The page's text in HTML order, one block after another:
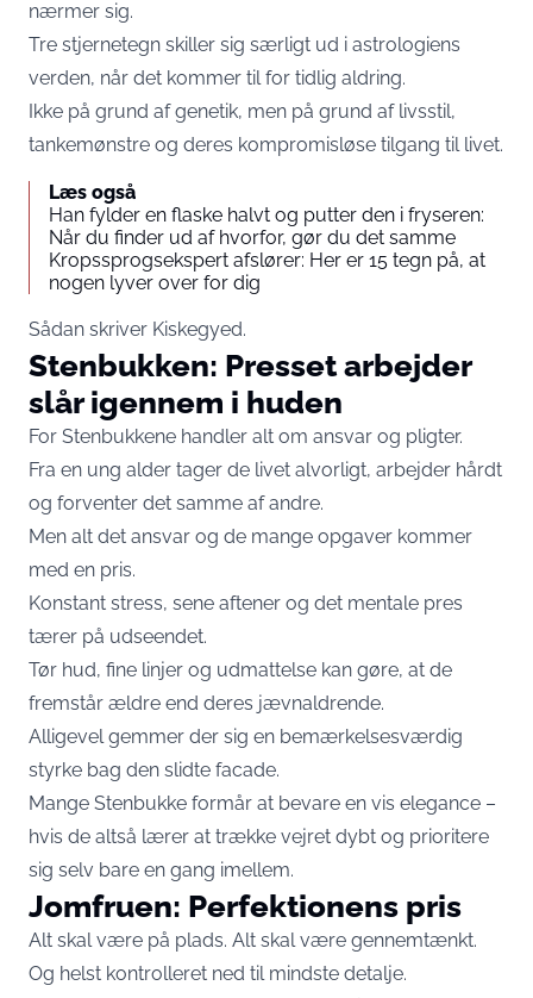
nærmer sig.
Tre stjernetegn skiller sig særligt ud i astrologiens
verden, når det kommer til for tidlig aldring.
Ikke på grund af genetik, men på grund af livsstil,
tankemønstre og deres kompromisløse tilgang til livet.
Læs også
Han fylder en flaske halvt og putter den i fryseren:
Når du finder ud af hvorfor, gør du det samme
Kropssprogsekspert afslører: Her er 15 tegn på, at
nogen lyver over for dig
Sådan skriver Kiskegyed.
Stenbukken: Presset arbejder
slår igennem i huden
For Stenbukkene handler alt om ansvar og pligter.
Fra en ung alder tager de livet alvorligt, arbejder hårdt
og forventer det samme af andre.
Men alt det ansvar og de mange opgaver kommer
med en pris.
Konstant stress, sene aftener og det mentale pres
tærer på udseendet.
Tør hud, fine linjer og udmattelse kan gøre, at de
fremstår ældre end deres jævnaldrende.
Alligevel gemmer der sig en bemærkelsesværdig
styrke bag den slidte facade.
Mange Stenbukke formår at bevare en vis elegance –
hvis de altså lærer at trække vejret dybt og prioritere
sig selv bare en gang imellem.
Jomfruen: Perfektionens pris
Alt skal være på plads. Alt skal være gennemtænkt.
Og helst kontrolleret ned til mindste detalje.